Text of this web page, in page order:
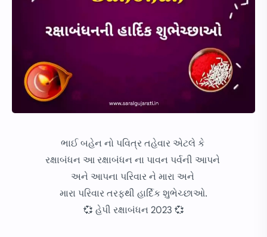
ભાઈ બહેન નો પવિત્ર તહેવાર એટલે કે
રક્ષાબંધન આ રક્ષાબંધન ના પાવન પર્વની આપને
અને આપના પરિવાર ને મારા અને
મારા પરિવાર તરફથી હાર્દિક શુભેચ્છાઓ.
💞 હેપી રક્ષાબંધન 2023 💞